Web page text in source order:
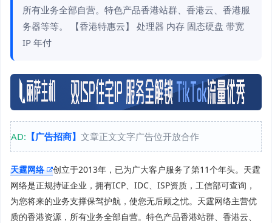
所有业务全部自营。特色产品香港站群、香港云、香港服
务器等等。 【香港特惠云】 处理器 内存 固态硬盘 带宽
IP 年付
AD: 【广告招商】 文章正文文字广告位开放合作
天霆网络
创立于2013年，已为广大客户服务了第11个年头。天霆
网络是正规持证企业，拥有ICP、IDC、ISP资质，工信部可查询，
为您将来的业务支撑保驾护航，使您无后顾之忧。天霆网络主营优
质的香港资源，所有业务全部自营。特色产品香港站群、香港云、